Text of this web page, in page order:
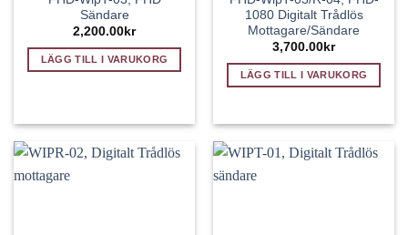
Sändare
2,200.00 kr
LÄGG TILL I VARUKORG
1080 Digitalt Trådlös
Mottagare/Sändare
3,700.00 kr
LÄGG TILL I VARUKORG